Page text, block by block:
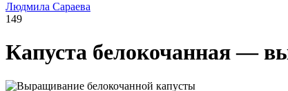
Людмила Сараева
149
Капуста белокочанная —